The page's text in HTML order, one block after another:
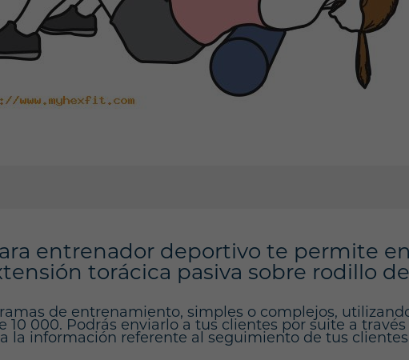
entrenador deportivo te permite
torácica pasiva sobre rodillo
de entrenamiento, simples o complejos,
10 000. Podrás enviarlo a tus clientes por suite a
la información referente al seguimiento de tus